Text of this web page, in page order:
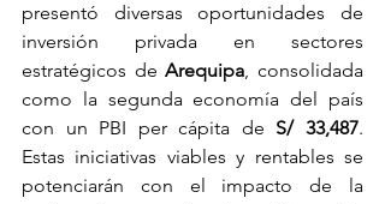
presentó diversas oportunidades de
inversión privada en sectores
estratégicos de Arequipa, consolidada
como la segunda economía del país
con un PBI per cápita de S/ 33,487.
Estas iniciativas viables y rentables se
potenciarán con el impacto de la